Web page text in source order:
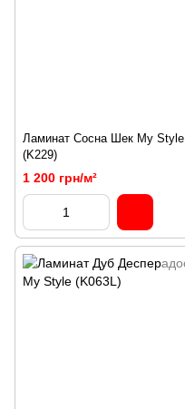
Ламинат Сосна Шек My Style
(K229)
1 200 грн/м²